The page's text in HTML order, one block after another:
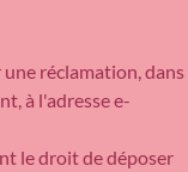
réclamation, dans
à l'adresse e-
le droit de déposer